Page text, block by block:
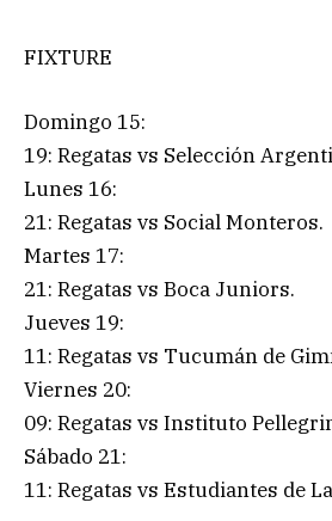
FIXTURE
Domingo 15:
19: Regatas vs Selección
Lunes 16:
21: Regatas vs Social Monteros.
Martes 17:
21: Regatas vs Boca Juniors.
Jueves 19:
11: Regatas vs Tucumán de
Viernes 20:
09: Regatas vs Instituto
Sábado 21:
11: Regatas vs Estudiantes de